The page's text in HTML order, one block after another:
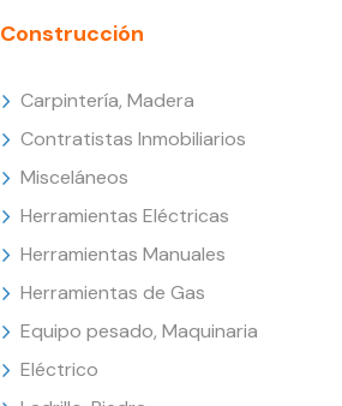
Construcción
Carpintería, Madera
Contratistas Inmobiliarios
Misceláneos
Herramientas Eléctricas
Herramientas Manuales
Herramientas de Gas
Equipo pesado, Maquinaria
Eléctrico